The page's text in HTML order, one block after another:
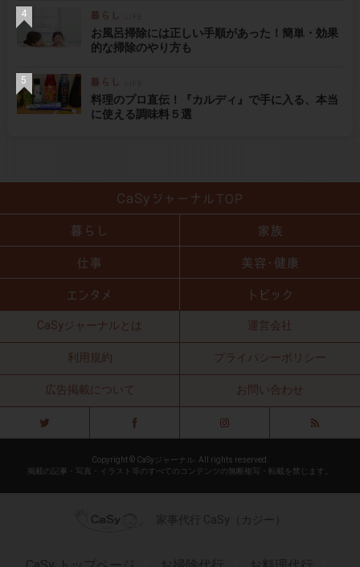
お風呂掃除には正しい手順があった！簡単・効果
的な掃除のやり方も
料理のプロ直伝！『カルディ』で手に入る、本当
に使える調味料５選
CaSyジャーナルとは 運営会社
利用規約 プライバシーポリシー
広告掲載について お問い合わせ
Copyright © CaSyジャーナル. All rights reserved.
掲載の記事・写真・イラスト等のすべてのコンテンツの無断複写・転載を禁じます。
家事代行 CaSy（カジー）